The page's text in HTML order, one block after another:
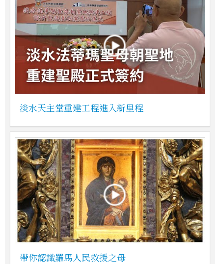
淡水天主堂重建工程進入新里程
帶你認識羅馬人民救援之母